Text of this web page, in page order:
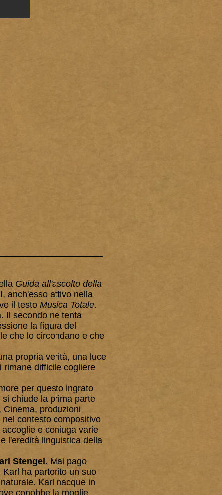
Guida all'ascolto della
, anch'esso attivo nella
il testo Musica Totale.
Il secondo ne tenta
la figura del
che lo circondano e che
propria verità, una luce
rimane difficile cogliere
per questo ingrato
chiude la prima parte
produzioni
contesto compositivo
e coniuga varie
l'eredità linguistica della
Stengel . Mai pago
ha partorito un suo
Karl nacque in
conobbe la moglie